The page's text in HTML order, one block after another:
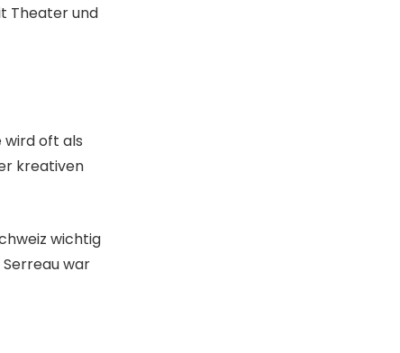
Theater und
wird oft als
kreativen
wichtig
war